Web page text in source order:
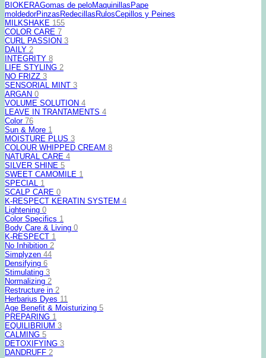
BIOKERAGomas de peloMaquinillas Pape
moldedorPinzas Redecillas RulosCepillos y Peines
MILKSHAKE 155
COLOR CARE 7
CURL PASSION 3
DAILY 2
INTEGRITY 8
LIFE STYLING 2
NO FRIZZ 3
SENSORIAL MINT 3
ARGAN 0
VOLUME SOLUTION 4
LEAVE IN TRANTAMENTS 4
Color 76
Sun & More 1
MOISTURE PLUS 3
COLOUR WHIPPED CREAM 8
NATURAL CARE 4
SILVER SHINE 5
SWEET CAMOMILE 1
SPECIAL 1
SCALP CARE 0
K-RESPECT KERATIN SYSTEM 4
Lightening 0
Color Specifics 1
Body Care & Living 0
K-RESPECT 1
No Inhibition 2
Simplyzen 44
Densifying 6
Stimulating 3
Normalizing 2
Restructure in 2
Herbarius Dyes 11
Age Benefit & Moisturizing 5
PREPARING 1
EQUILIBRIUM 3
CALMING 5
DETOXIFYING 3
DANDRUFF 2